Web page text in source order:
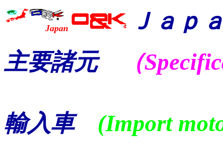
Japan Ｊａｐ
主要諸元（
輸入車 (Import